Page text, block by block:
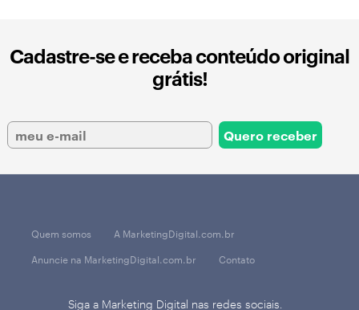
Cadastre-se e receba conteúdo original
grátis!
Quem somos
A MarketingDigital.com.br
Anuncie na MarketingDigital.com.br
Contato
Siga a Marketing Digital nas redes sociais.